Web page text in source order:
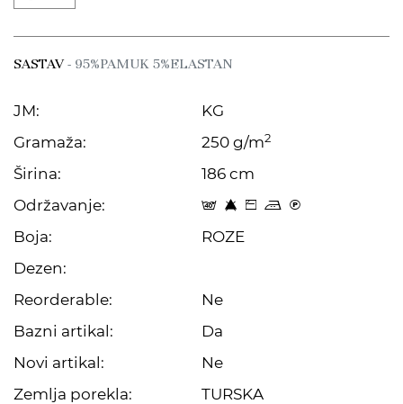
SASTAV- 95%PAMUK 5%ELASTAN
JM:
KG
Gramaža:
250 g/m2
Širina:
186 cm
Održavanje:
t 8 Z p C
Boja:
ROZE
Dezen:
Reorderable:
Ne
Bazni artikal:
Da
Novi artikal:
Ne
Zemlja porekla:
TURSKA